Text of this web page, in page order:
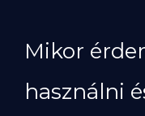
Mikor
használni